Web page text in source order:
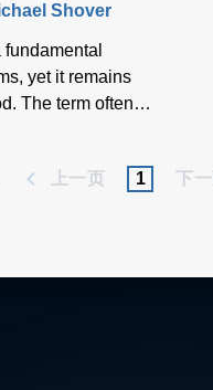
Shover
yet it remains
The term often
that is not the
This blog explores
上一页 1 下